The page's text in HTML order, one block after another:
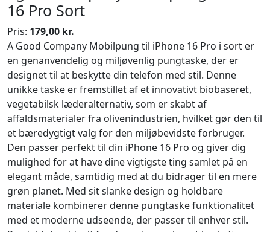
16 Pro Sort
Pris: 179,00 kr.
A Good Company Mobilpung til iPhone 16 Pro i sort er
en genanvendelig og miljøvenlig pungtaske, der er
designet til at beskytte din telefon med stil. Denne
unikke taske er fremstillet af et innovativt biobaseret,
vegetabilsk læderalternativ, som er skabt af
affaldsmaterialer fra olivenindustrien, hvilket gør den til
et bæredygtigt valg for den miljøbevidste forbruger.
Den passer perfekt til din iPhone 16 Pro og giver dig
mulighed for at have dine vigtigste ting samlet på en
elegant måde, samtidig med at du bidrager til en mere
grøn planet. Med sit slanke design og holdbare
materiale kombinerer denne pungtaske funktionalitet
med et moderne udseende, der passer til enhver stil.